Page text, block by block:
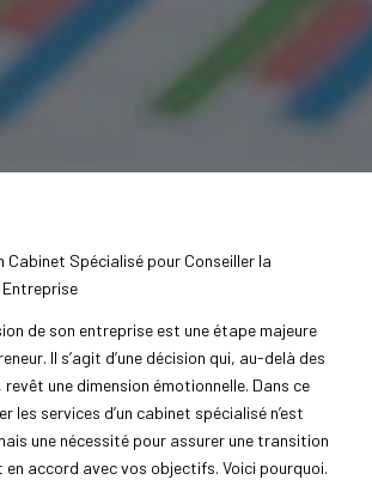
Cabinet Spécialisé pour Conseiller la
de son entreprise est une étape majeure
Il s’agit d’une décision qui, au-delà des
une dimension émotionnelle. Dans ce
les services d’un cabinet spécialisé n’est
une nécessité pour assurer une transition
accord avec vos objectifs. Voici pourquoi.